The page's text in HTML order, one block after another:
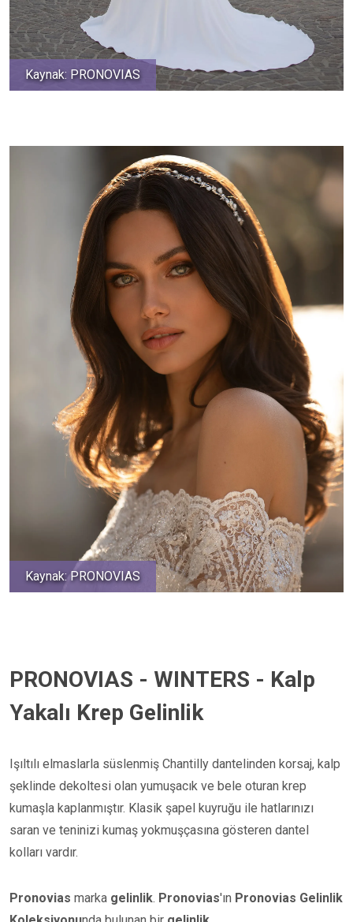
Kaynak: PRONOVIAS
Kaynak: PRONOVIAS
PRONOVIAS - WINTERS - Kalp
Yakalı Krep Gelinlik
Işıltılı elmaslarla süslenmiş Chantilly dantelinden korsaj, kalp
şeklinde dekoltesi olan yumuşacık ve bele oturan krep
kumaşla kaplanmıştır. Klasik şapel kuyruğu ile hatlarınızı
saran ve teninizi kumaş yokmuşçasına gösteren dantel
kolları vardır.
Pronovias marka gelinlik. Pronovias'ın Pronovias Gelinlik